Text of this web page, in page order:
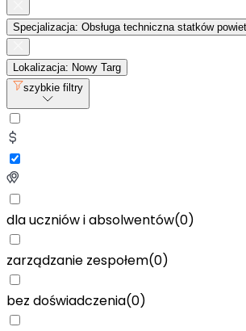
Specjalizacja: Obsługa techniczna statków
Lokalizacja: Nowy Targ
szybkie filtry
dla uczniów i absolwentów(0)
zarządzanie zespołem(0)
bez doświadczenia(0)